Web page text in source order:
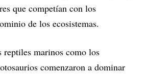
que competían con los
de los ecosistemas.
reptiles marinos como los
comenzaron a dominar